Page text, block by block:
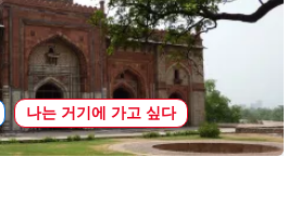
나는 거기에 가고 싶다